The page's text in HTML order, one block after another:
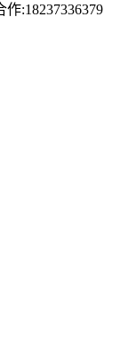
:18237336379